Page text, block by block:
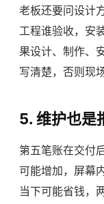
老板还要问设计
工程谁验收，安
果设计、制作、
写清楚，否则现
5. 维护也是
第五笔账在交付
可能增加，屏幕
当下可能省钱，